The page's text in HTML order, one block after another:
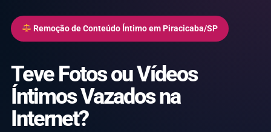
Remoção de Conteúdo Íntimo em Piracicaba/SP
Teve Fotos ou Vídeos
Íntimos Vazados na
Internet?